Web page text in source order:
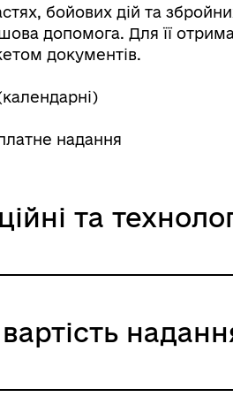
бойових дій та
допомога. Для її
документів.
надання
та